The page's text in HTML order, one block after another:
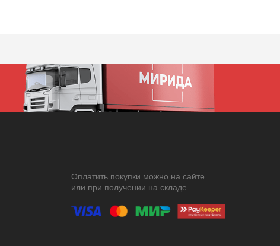
Оплатить покупки можно на сайте
или при получении на складе